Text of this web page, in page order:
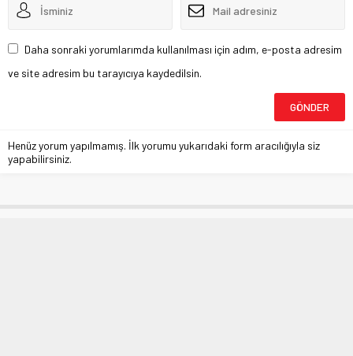
Daha sonraki yorumlarımda kullanılması için adım, e-posta adresim
ve site adresim bu tarayıcıya kaydedilsin.
Henüz yorum yapılmamış. İlk yorumu yukarıdaki form aracılığıyla siz
yapabilirsiniz.